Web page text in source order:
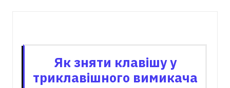
Як зняти клавішу у
триклавішного вимикача